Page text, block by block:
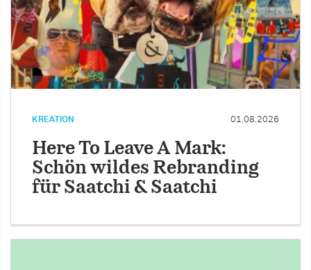
KREATION 01.08.2026
Here To Leave A Mark:
Schön wildes Rebranding
für Saatchi & Saatchi